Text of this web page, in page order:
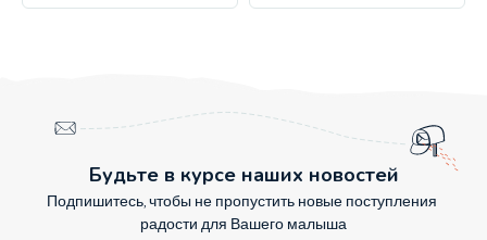
Будьте в курсе наших новостей
Подпишитесь, чтобы не пропустить новые поступления
радости для Вашего малыша